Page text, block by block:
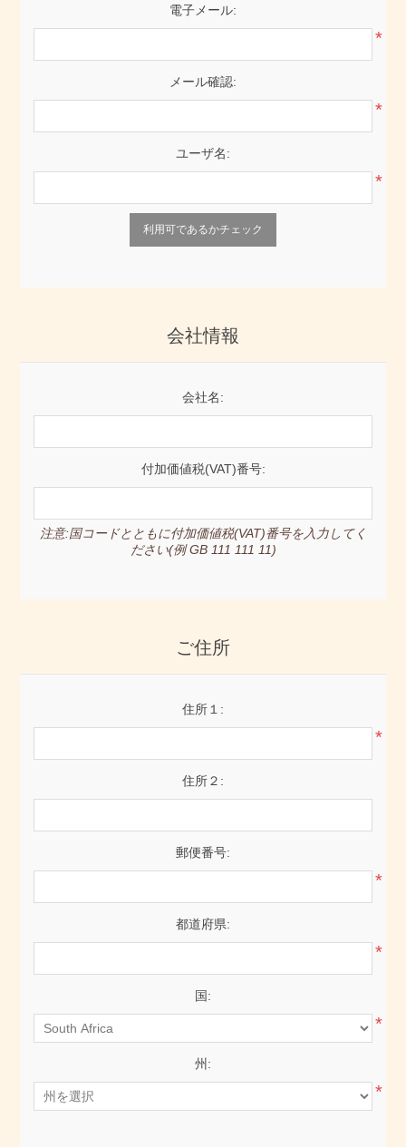
電子メール:
*
メール確認:
*
ユーザ名:
*
利用可であるかチェック
会社情報
会社名:
付加価値税(VAT)番号:
注意:国コードとともに付加価値税(VAT)番号を入力してく
ださい(例 GB 111 111 11)
ご住所
住所１:
*
住所２:
郵便番号:
*
都道府県:
*
国:
*
州:
*